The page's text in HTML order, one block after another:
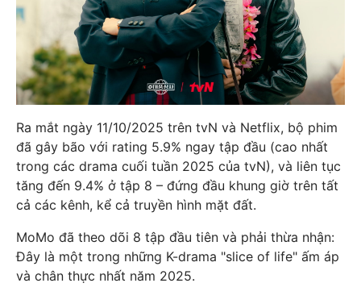
Ra mắt ngày 11/10/2025 trên tvN và Netflix, bộ phim
đã gây bão với rating 5.9% ngay tập đầu (cao nhất
trong các drama cuối tuần 2025 của tvN), và liên tục
tăng đến 9.4% ở tập 8 – đứng đầu khung giờ trên tất
cả các kênh, kể cả truyền hình mặt đất.
MoMo đã theo dõi 8 tập đầu tiên và phải thừa nhận:
Đây là một trong những K-drama "slice of life" ấm áp
và chân thực nhất năm 2025.